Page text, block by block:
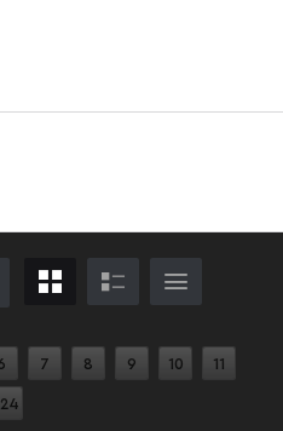
7 8 9 10 11